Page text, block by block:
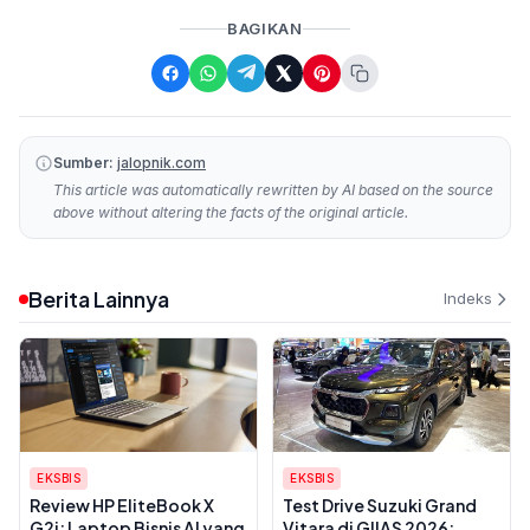
BAGIKAN
Sumber: jalopnik.com
This article was automatically rewritten by AI based on the source
above without altering the facts of the original article.
Berita Lainnya Indeks
EKSBIS
Review HP EliteBook X
EKSBIS
Test Drive Suzuki Grand